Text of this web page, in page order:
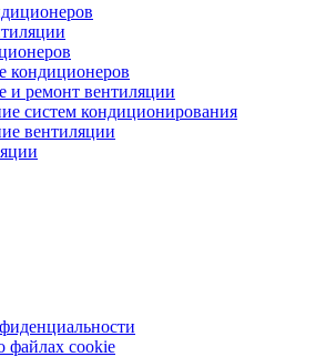
кондиционеров
и ремонт вентиляции
систем кондиционирования
вентиляции
файлах cookie